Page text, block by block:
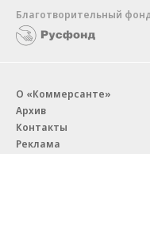
Благотворительный
О «Коммерсанте»
Архив
Контакты
Реклама